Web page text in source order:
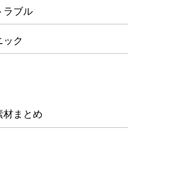
ラブル
ック
材まとめ